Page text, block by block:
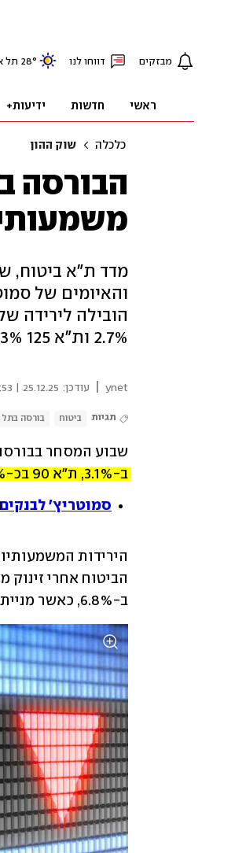
מבזקים דווחו לנו 28° תל
ראשי חדשות ידיעות+
כלכלה שוק ההון
הבורסה
והאיומים של
2.7% ות"א 125 3%
ynet עודכן: 25.12.25 | 15:53
תגיות ביטוח בורסה בתל
שבוע המסחר
ב-3.1%, ת"א 90 בכ-2.7% ות"א 125 ב-2.8%.
סמוטריץ'
ב-6.8%, כאשר מניית מגדל ביטוח צללה ב-7.2%, כלל ב-6%, הפניקס ב-6.2% והראל ב-7.5%.